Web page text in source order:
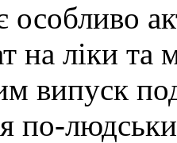
особливо
на ліки та
випуск
по-